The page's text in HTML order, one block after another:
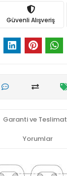
Güvenli Alışveriş
Garanti ve Teslimat
Yorumlar